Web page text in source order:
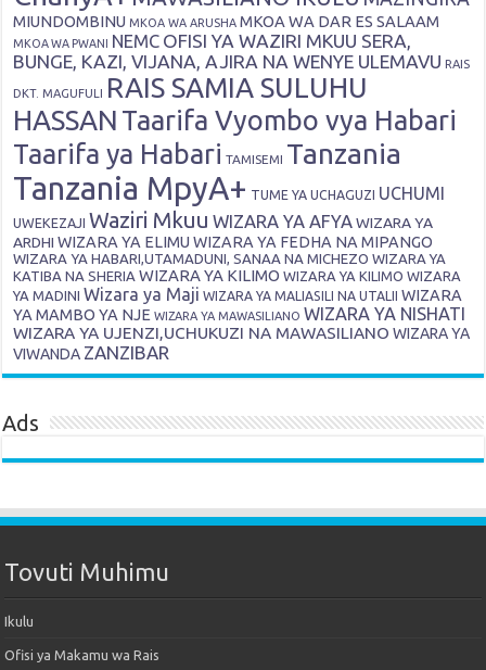
MIUNDOMBINU MKOA WA ARUSHA MKOA WA DAR ES SALAAM
MKOA WA PWANI NEMC OFISI YA WAZIRI MKUU SERA,
BUNGE, KAZI, VIJANA, AJIRA NA WENYE ULEMAVU RAIS
DKT. MAGUFULI RAIS SAMIA SULUHU
HASSAN Taarifa Vyombo vya Habari
Taarifa ya Habari TAMISEMI Tanzania
Tanzania MpyA+ TUME YA UCHAGUZI UCHUMI
UWEKEZAJI Waziri Mkuu WIZARA YA AFYA WIZARA YA
ARDHI WIZARA YA ELIMU WIZARA YA FEDHA NA MIPANGO
WIZARA YA HABARI,UTAMADUNI, SANAA NA MICHEZO WIZARA YA
KATIBA NA SHERIA WIZARA YA KILIMO WIZARA YA KILIMO WIZARA
YA MADINI Wizara ya Maji WIZARA YA MALIASILI NA UTALII WIZARA
YA MAMBO YA NJE WIZARA YA MAWASILIANO WIZARA YA NISHATI
WIZARA YA UJENZI,UCHUKUZI NA MAWASILIANO WIZARA YA
VIWANDA ZANZIBAR
Ads
Tovuti Muhimu
Ikulu
Ofisi ya Makamu wa Rais